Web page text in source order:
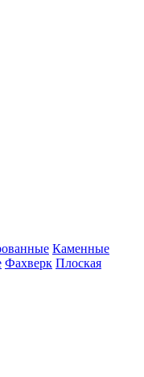
Каменные
Фахверк Плоская